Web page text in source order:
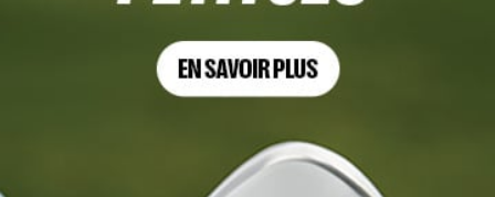
Yvie Chaucheprat
5 FÉV. 2023 | MAGICAL KENYA LADIES OPEN, TOUR 4